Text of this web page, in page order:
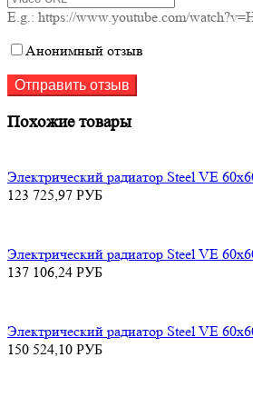
E.g.: https://www.youtube.com/
Анонимный отзыв
Похожие товары
Электрический радиатор Steel VE
123 725,97 РУБ
Электрический радиатор Steel VE
137 106,24 РУБ
Электрический радиатор Steel VE
150 524,10 РУБ